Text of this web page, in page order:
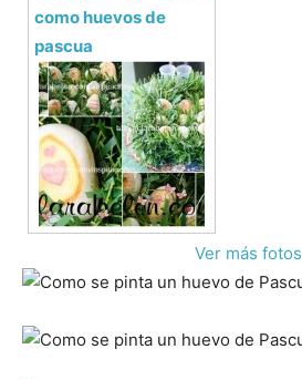
como huevos de
pascua
Ver más fotos